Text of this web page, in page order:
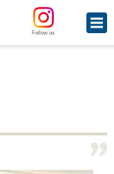
Follow us